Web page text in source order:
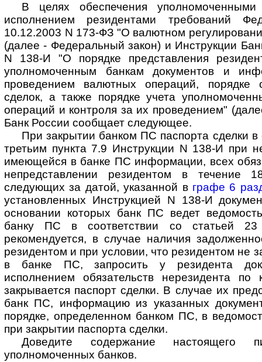
В целях обеспечения
исполнением резидентами требований
10.12.2003 N 173-ФЗ "О валютном
(далее - Федеральный закон) и Инструкции
N 138-И "О порядке представления
уполномоченным банкам документов и
проведением валютных операций, порядке
сделок, а также порядке учета
операций и контроля за их проведением"
Банк России сообщает следующее.
При закрытии банком ПС паспорта сделки в
третьим пункта 7.9 Инструкции N 138-И при
имеющейся в банке ПС информации, всех
непредставлении резидентом в течение
следующих за датой, указанной в графе 6
установленных Инструкцией N 138-И
основании которых банк ПС ведет ведомость
банку ПС в соответствии со статьей 23
рекомендуется, в случае наличия
резидентом и при условии, что резидентом не
в банке ПС, запросить у резидента
исполнением обязательств нерезидента по
закрывается паспорт сделки. В случае их
банк ПС, информацию из указанных
порядке, определенном банком ПС, в
при закрытии паспорта сделки.
Доведите содержание настоящего
уполномоченных банков.